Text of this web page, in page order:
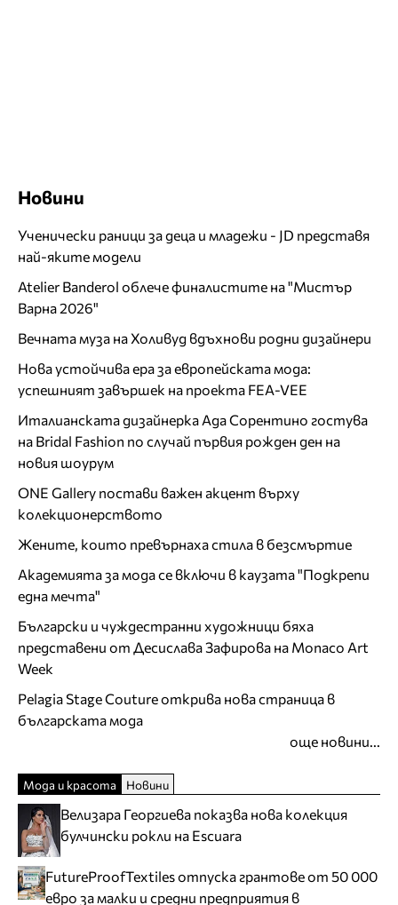
Новини
Ученически раници за деца и младежи - JD представя
най-яките модели
Atelier Banderol облече финалистите на "Мистър
Варна 2026"
Вечната муза на Холивуд вдъхнови родни дизайнери
Нова устойчива ера за европейската мода:
успешният завършек на проекта FEA-VEE
Италианската дизайнерка Ада Сорентино гостува
на Bridal Fashion по случай първия рожден ден на
новия шоурум
ONE Gallery постави важен акцент върху
колекционерството
Жените, които превърнаха стила в безсмъртие
Академията за мода се включи в каузата "Подкрепи
една мечта"
Български и чуждестранни художници бяха
представени от Десислава Зафирова на Monaco Art
Week
Pelagia Stage Couture открива нова страница в
българската мода
още новини...
Мода и красота Новини
Велизара Георгиева показва нова колекция
булчински рокли на Escuara
FutureProofTextiles отпуска грантове от 50 000
евро за малки и средни предприятия в